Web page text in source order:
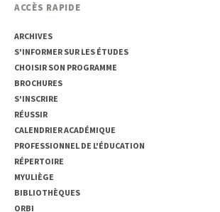
ACCÈS RAPIDE
ARCHIVES
S'INFORMER SUR LES ÉTUDES
CHOISIR SON PROGRAMME
BROCHURES
S'INSCRIRE
RÉUSSIR
CALENDRIER ACADÉMIQUE
PROFESSIONNEL DE L'ÉDUCATION
RÉPERTOIRE
MYULIÈGE
BIBLIOTHÈQUES
ORBI